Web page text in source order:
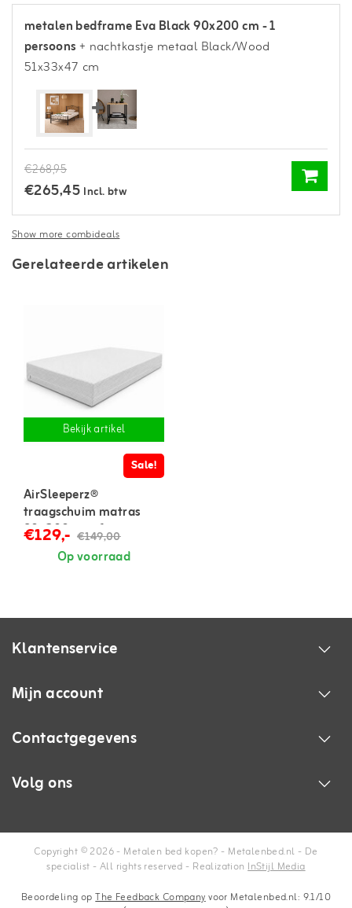
metalen bedframe Eva Black 90x200 cm - 1
persoons+ nachtkastje metaal Black/Wood
51x33x47 cm
€268,95
€265,45 Incl. btw
Show more combideals
Gerelateerde artikelen
Bekijk artikel
Sale!
AirSleeperz®
traagschuim matras
90x200 cm - 1 persoons
€129,- €149,00
Op voorraad
Klantenservice
Mijn account
Contactgegevens
Volg ons
Copyright © 2026 - Metalen bed kopen? - Metalenbed.nl - De
specialist - All rights reserved - RealizationInStijl Media
Beoordeling opThe Feedback Companyvoor Metalenbed.nl: 9.1/10